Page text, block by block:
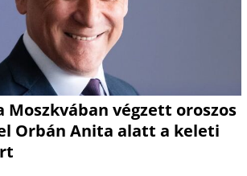
Moszkvában végzett oroszos
Orbán Anita alatt a keleti